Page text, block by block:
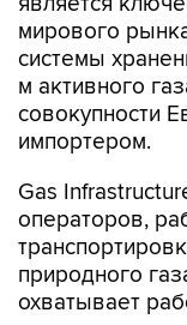
мирового
системы
м активного
совокупности
импортером.
Gas
операторов,
природного
охватывает